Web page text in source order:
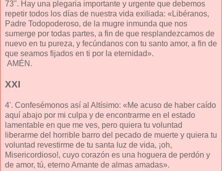
73". Hay una plegaria importante y urgente que debemos
repetir todos los días de nuestra vida exiliada: «Libéranos,
Padre Todopoderoso, de la mugre inmunda que nos
sumerge por todas partes, a fin de que resplandezcamos de
nuevo en tu pureza, y fecúndanos con tu santo amor, a fin de
que seamos fijados en ti por la eternidad».
AMÉN.
XXI
4'. Confesémonos así al Altísimo: «Me acuso de haber caído
aquí abajo por mi culpa y de encontrarme en el estado
lamentable en que me ves, pero quiera tu voluntad
liberarme del horrible barro del pecado de muerte y quiera tu
voluntad revestirme de tu santa luz de vida, ¡oh,
Misericordioso!, cuyo corazón es una hoguera de perdón y
de amor, tú, eterno Amante de almas amadas».